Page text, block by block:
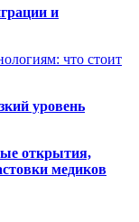
и
что стоит
уровень
открытия,
медиков